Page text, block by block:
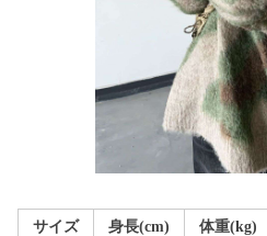
サイズ 身長(cm) 体重(kg)